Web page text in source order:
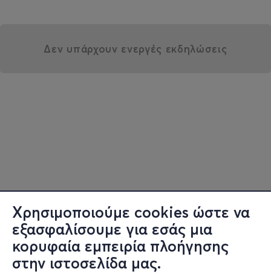
Χρησιμοποιούμε cookies ώστε να
εξασφαλίσουμε για εσάς μια
κορυφαία εμπειρία πλοήγησης
στην ιστοσελίδα μας.
Δεν υπάρχουν ενεργές εκδηλώσεις